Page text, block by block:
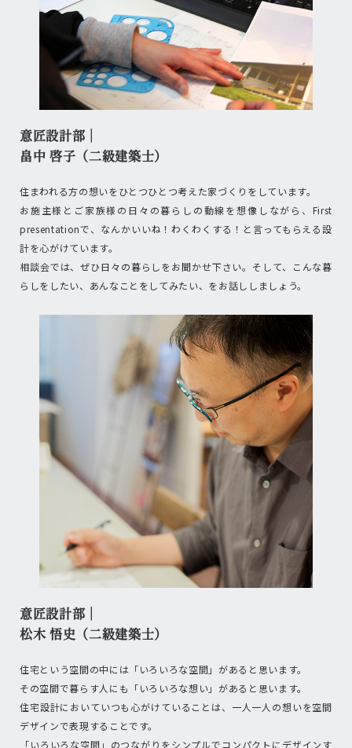
意匠設計部｜
畠中 啓子（二級建築士）
住まわれる方の想いをひとつひとつ考えた家づくりをしています。
お施主様とご家族様の日々の暮らしの動線を想像しながら、First
presentationで、なんかいいね！わくわくする！と言ってもらえる設
計を心がけています。
相談会では、ぜひ日々の暮らしをお聞かせ下さい。そして、こんな暮
らしをしたい、あんなことをしてみたい、をお話ししましょう。
意匠設計部｜
松木 悟史（二級建築士）
住宅という空間の中には「いろいろな空間」があると思います。
その空間で暮らす人にも「いろいろな想い」があると思います。
住宅設計においていつも心がけていることは、一人一人の想いを空間
デザインで表現することです。
「いろいろな空間」のつながりをシンプルでコンパクトにデザインす